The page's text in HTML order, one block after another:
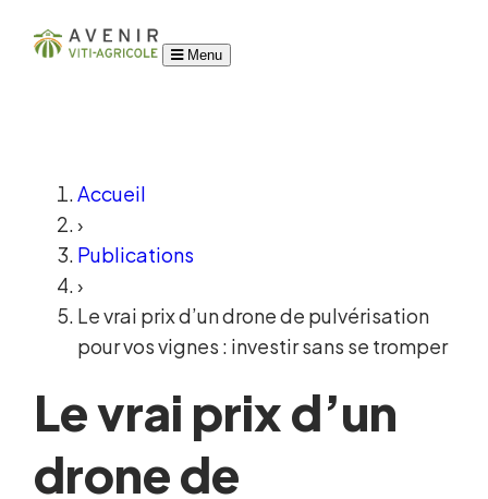
Menu
Accueil
›
Publications
›
Le vrai prix d’un drone de pulvérisation
pour vos vignes : investir sans se tromper
Le vrai prix d’un
drone de